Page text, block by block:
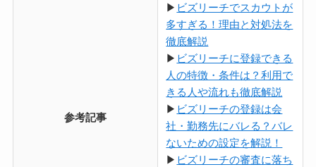
参考記事
▶ ビズリーチでスカウトが
多すぎる！理由と対処法を
徹底解説
▶ ビズリーチに登録できる
人の特徴・条件は？利用で
きる人や流れも徹底解説
▶ ビズリーチの登録は会
社・勤務先にバレる？バレ
ないための設定を解説！
▶ ビズリーチの審査に落ち